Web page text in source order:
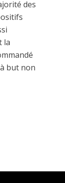
des
la
but non